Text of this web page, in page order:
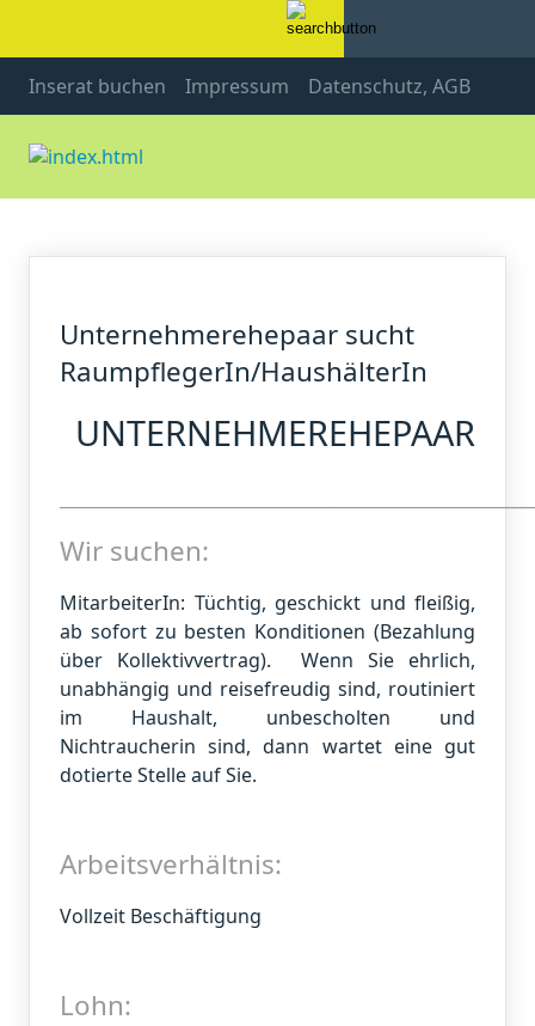
Inserat buchen Impressum Datenschutz, AGB
Unternehmerehepaar sucht
RaumpflegerIn/HaushälterIn
UNTERNEHMEREHEPAAR
Wir suchen:
MitarbeiterIn: Tüchtig, geschickt und fleißig,
ab sofort zu besten Konditionen (Bezahlung
über Kollektivvertrag). Wenn Sie ehrlich,
unabhängig und reisefreudig sind, routiniert
im Haushalt, unbescholten und
Nichtraucherin sind, dann wartet eine gut
dotierte Stelle auf Sie.
Arbeitsverhältnis:
Vollzeit Beschäftigung
Lohn: